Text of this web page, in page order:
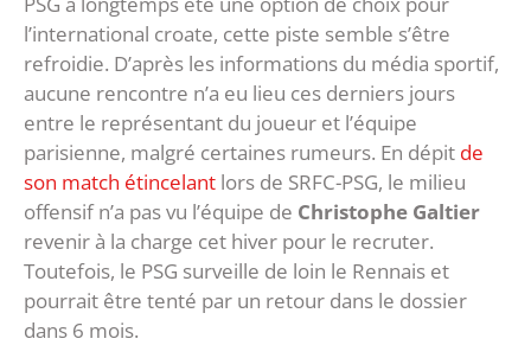
l’international croate, cette piste semble s’être
refroidie. D’après les informations du média sportif,
aucune rencontre n’a eu lieu ces derniers jours
entre le représentant du joueur et l’équipe
parisienne, malgré certaines rumeurs. En dépit de
son match étincelant lors de SRFC-PSG, le milieu
offensif n’a pas vu l’équipe de Christophe Galtier
revenir à la charge cet hiver pour le recruter.
Toutefois, le PSG surveille de loin le Rennais et
pourrait être tenté par un retour dans le dossier
dans 6 mois.